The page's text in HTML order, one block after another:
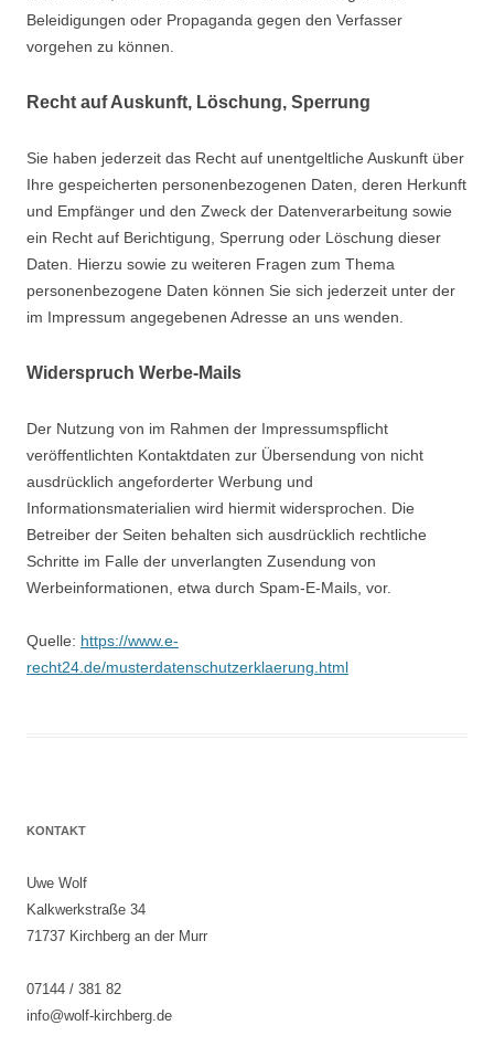
Beleidigungen oder Propaganda gegen den Verfasser
vorgehen zu können.
Recht auf Auskunft, Löschung, Sperrung
Sie haben jederzeit das Recht auf unentgeltliche Auskunft über
Ihre gespeicherten personenbezogenen Daten, deren Herkunft
und Empfänger und den Zweck der Datenverarbeitung sowie
ein Recht auf Berichtigung, Sperrung oder Löschung dieser
Daten. Hierzu sowie zu weiteren Fragen zum Thema
personenbezogene Daten können Sie sich jederzeit unter der
im Impressum angegebenen Adresse an uns wenden.
Widerspruch Werbe-Mails
Der Nutzung von im Rahmen der Impressumspflicht
veröffentlichten Kontaktdaten zur Übersendung von nicht
ausdrücklich angeforderter Werbung und
Informationsmaterialien wird hiermit widersprochen. Die
Betreiber der Seiten behalten sich ausdrücklich rechtliche
Schritte im Falle der unverlangten Zusendung von
Werbeinformationen, etwa durch Spam-E-Mails, vor.
Quelle: https://www.e-
recht24.de/musterdatenschutzerklaerung.html
KONTAKT
Uwe Wolf
Kalkwerkstraße 34
71737 Kirchberg an der Murr
07144 / 381 82
info@wolf-kirchberg.de